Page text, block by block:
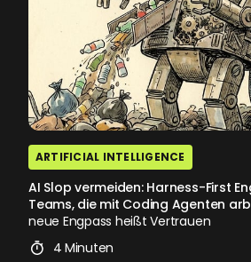
ARTIFICIAL INTELLIGENCE
AI Slop vermeiden: Harness-First
Teams, die mit Coding Agenten
neue Engpass heißt Vertrauen
4 Minuten